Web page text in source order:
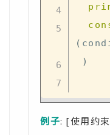
(
)
例子: [使用约